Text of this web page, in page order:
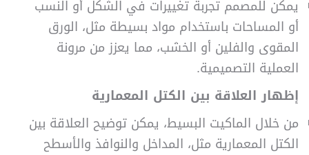
يمكن للمصمم تجربة تغييرات في الشكل أو النسب
أو المساحات باستخدام مواد بسيطة مثل، الورق
المقوى والفلين أو الخشب، مما يعزز من مرونة
العملية التصميمية.
إظهار العلاقة بين الكتل المعمارية
من خلال الماكيت البسيط، يمكن توضيح العلاقة بين
الكتل المعمارية مثل، المداخل والنوافذ والأسطح